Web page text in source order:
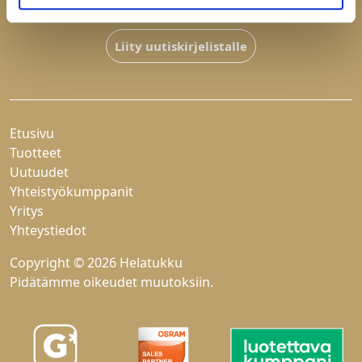
Liity uutiskirjelistalle
Etusivu
Tuotteet
Uutuudet
Yhteistyökumppanit
Yritys
Yhteystiedot
Copyright © 2026 Helatukku
Pidätämme oikeudet muutoksiin.